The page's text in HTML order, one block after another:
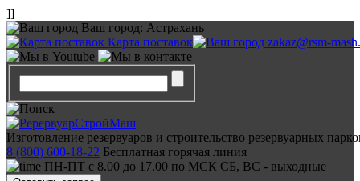
]]
Ваш город: Астрахань
Карта поставок
zakaz@rsm-
Изготовление резервуаров и строительство резервуарных
8 (800) 600-18-22 Бесплатная горячая линия
ПН-ПТ с 8.00 до 17.00 по МСК СБ, ВС - выходные